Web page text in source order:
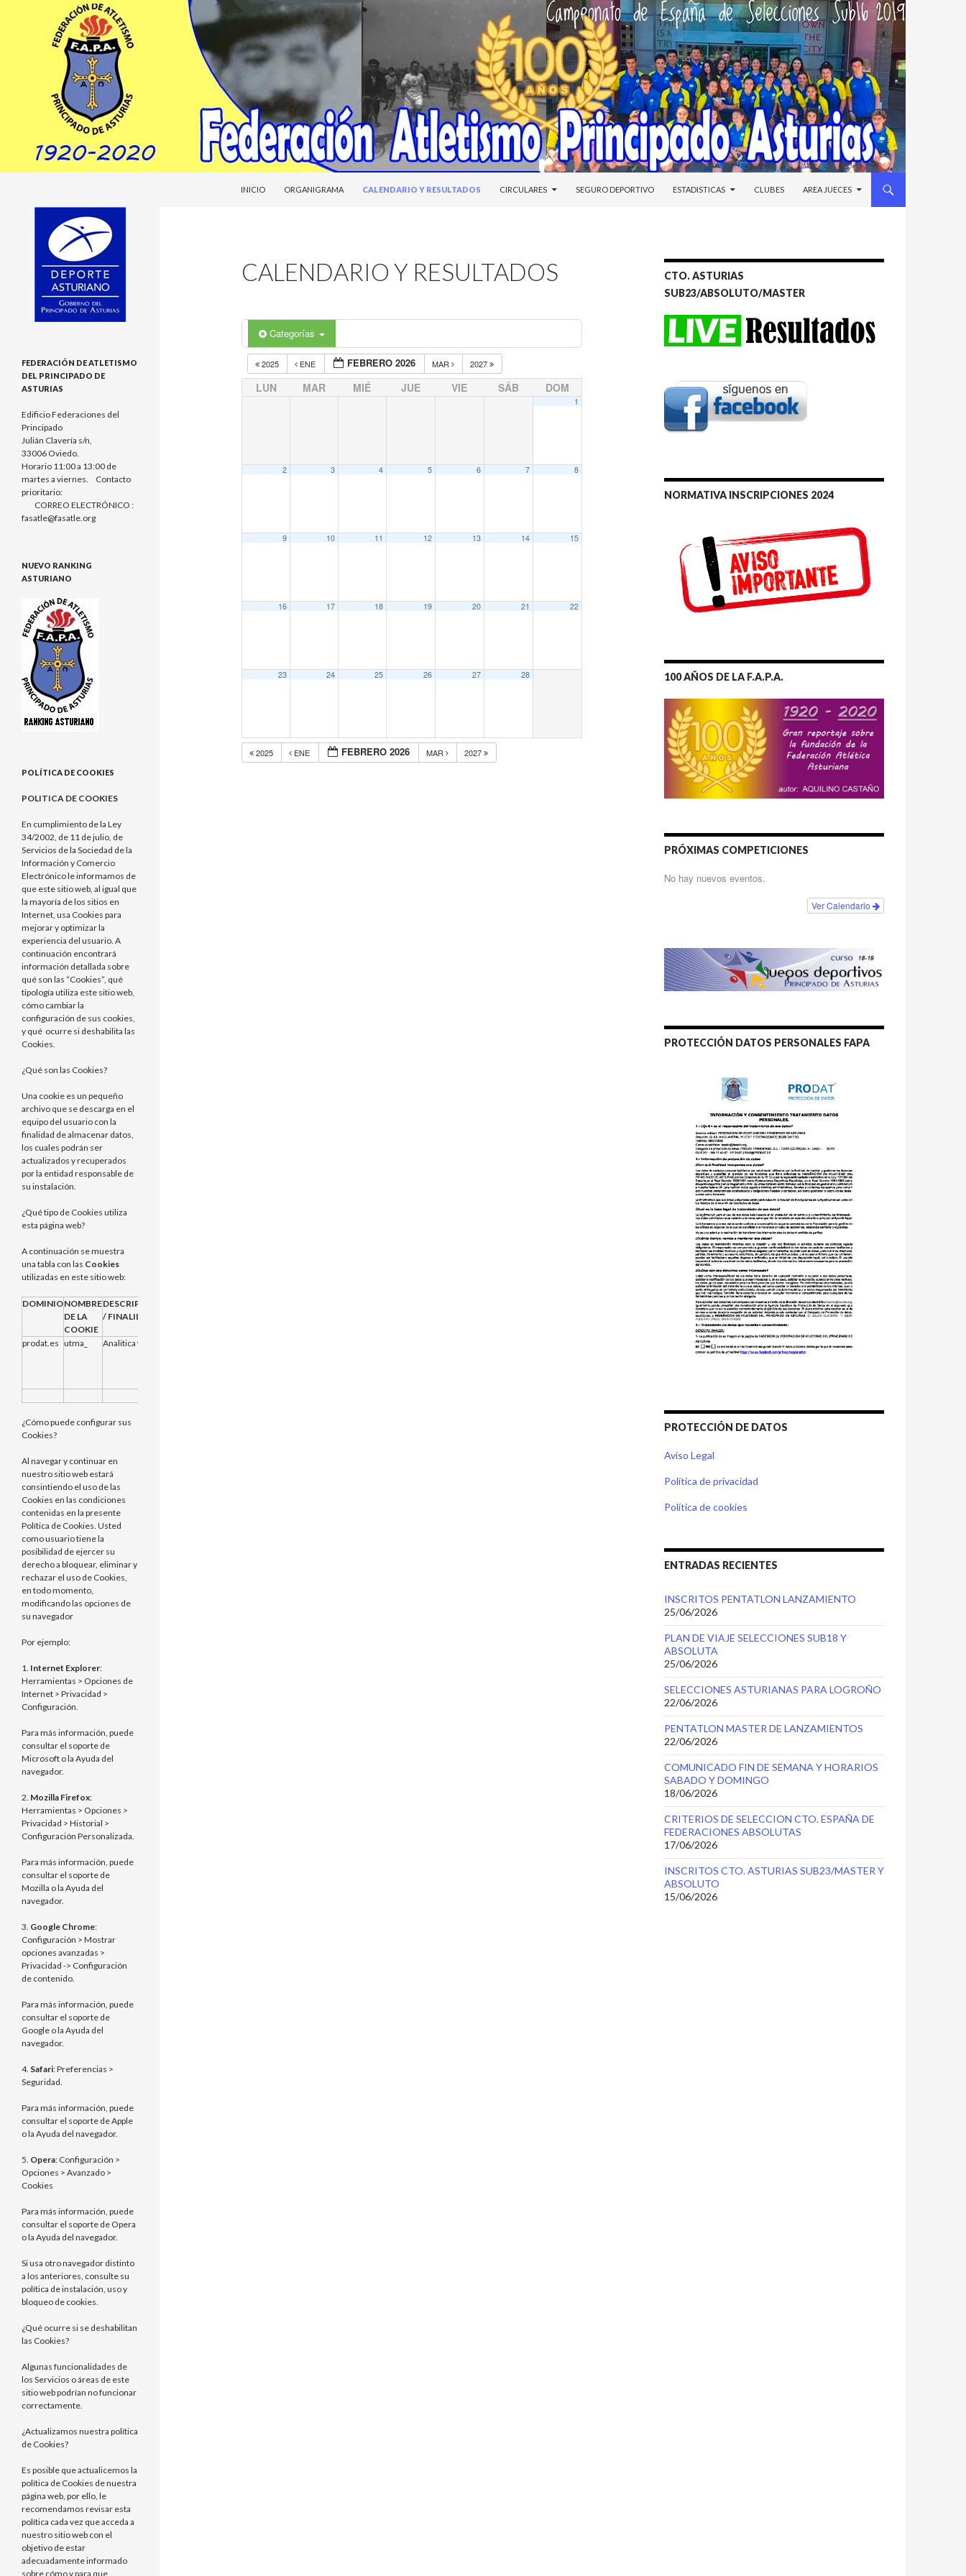
INICIO
ORGANIGRAMA CALENDARIO Y RESULTADOS CIRCULARES SEGURO DEPORTIVO ESTADISTICAS CLUBES AREA JUECES
CALENDARIO Y RESULTADOS
Categorías
2025 ENE FEBRERO 2026 MAR 2027
LUN MAR MIÉ JUE VIE SÁB DOM
1
2 3 4 5 6 7 8
9 10 11 12 13 14 15
16 17 18 19 20 21 22
23 24 25 26 27 28
2025 ENE FEBRERO 2026 MAR 2027
CTO. ASTURIAS
SUB23/ABSOLUTO/MASTER
NORMATIVA INSCRIPCIONES 2024
100 AÑOS DE LA F.A.P.A.
PRÓXIMAS COMPETICIONES
No hay nuevos eventos.
Ver Calendario
PROTECCIÓN DATOS PERSONALES FAPA
PROTECCIÓN DE DATOS
Aviso Legal
Política de privacidad
Política de cookies
ENTRADAS RECIENTES
INSCRITOS PENTATLON LANZAMIENTO
25/06/2026
PLAN DE VIAJE SELECCIONES SUB18 Y
ABSOLUTA
25/06/2026
SELECCIONES ASTURIANAS PARA LOGROÑO
22/06/2026
PENTATLON MASTER DE LANZAMIENTOS
22/06/2026
COMUNICADO FIN DE SEMANA Y HORARIOS
SABADO Y DOMINGO
18/06/2026
CRITERIOS DE SELECCION CTO. ESPAÑA DE
FEDERACIONES ABSOLUTAS
17/06/2026
INSCRITOS CTO. ASTURIAS SUB23/MASTER Y
ABSOLUTO
15/06/2026
FEDERACIÓN DE ATLETISMO
DEL PRINCIPADO DE
ASTURIAS
Edificio Federaciones del
Principado
Julián Clavería s/n,
33006 Oviedo.
Horario 11:00 a 13:00 de
martes a viernes. Contacto
prioritario:
CORREO ELECTRÓNICO :
fasatle@fasatle.org
NUEVO RANKING
ASTURIANO
POLÍTICA DE COOKIES
POLITICA DE COOKIES
En cumplimiento de la Ley
34/2002, de 11 de julio, de
Servicios de la Sociedad de la
Información y Comercio
Electrónico le informamos de
que este sitio web, al igual que
la mayoría de los sitios en
Internet, usa Cookies para
mejorar y optimizar la
experiencia del usuario. A
continuación encontrará
información detallada sobre
qué son las “Cookies”, qué
tipología utiliza este sitio web,
cómo cambiar la
configuración de sus cookies,
y qué ocurre si deshabilita las
Cookies.
¿Qué son las Cookies?
Una cookie es un pequeño
archivo que se descarga en el
equipo del usuario con la
finalidad de almacenar datos,
los cuales podrán ser
actualizados y recuperados
por la entidad responsable de
su instalación.
¿Qué tipo de Cookies utiliza
esta página web?
A continuación se muestra
una tabla con las Cookies
utilizadas en este sitio web:
DOMINIONOMBRE
DE LA
COOKIE
DESCRIPCION
/ FINALIDAD
prodat.es utma_ Analitica web
¿Cómo puede configurar sus
Cookies?
Al navegar y continuar en
nuestro sitio web estará
consintiendo el uso de las
Cookies en las condiciones
contenidas en la presente
Política de Cookies. Usted
como usuario tiene la
posibilidad de ejercer su
derecho a bloquear, eliminar y
rechazar el uso de Cookies,
en todo momento,
modificando las opciones de
su navegador
Por ejemplo:
1. Internet Explorer:
Herramientas > Opciones de
Internet > Privacidad >
Configuración.
Para más información, puede
consultar el soporte de
Microsoft o la Ayuda del
navegador.
2. Mozilla Firefox:
Herramientas > Opciones >
Privacidad > Historial >
Configuración Personalizada.
Para más información, puede
consultar el soporte de
Mozilla o la Ayuda del
navegador.
3. Google Chrome:
Configuración > Mostrar
opciones avanzadas >
Privacidad -> Configuración
de contenido.
Para más información, puede
consultar el soporte de
Google o la Ayuda del
navegador.
4. Safari: Preferencias >
Seguridad.
Para más información, puede
consultar el soporte de Apple
o la Ayuda del navegador.
5. Opera: Configuración >
Opciones > Avanzado >
Cookies
Para más información, puede
consultar el soporte de Opera
o la Ayuda del navegador.
Si usa otro navegador distinto
a los anteriores, consulte su
política de instalación, uso y
bloqueo de cookies.
¿Qué ocurre si se deshabilitan
las Cookies?
Algunas funcionalidades de
los Servicios o áreas de este
sitio web podrían no funcionar
correctamente.
¿Actualizamos nuestra política
de Cookies?
Es posible que actualicemos la
política de Cookies de nuestra
página web, por ello, le
recomendamos revisar esta
política cada vez que acceda a
nuestro sitio web con el
objetivo de estar
adecuadamente informado
sobre cómo y para que